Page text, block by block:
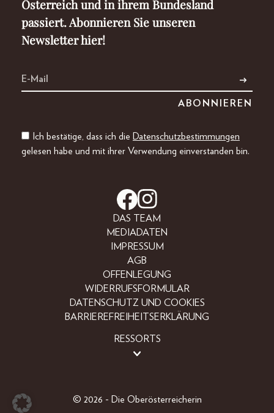
Österreich und in ihrem Bundesland
passiert. Abonnieren Sie unseren
Newsletter hier!
Ich bestätige, dass ich die Datenschutzbestimmungen
gelesen habe und mit ihrer Verwendung einverstanden bin.
DAS TEAM
MEDIADATEN
IMPRESSUM
AGB
OFFENLEGUNG
WIDERRUFSFORMULAR
DATENSCHUTZ UND COOKIES
BARRIEREFREIHEITSERKLÄRUNG
RESSORTS
© 2026 - Die Oberösterreicherin